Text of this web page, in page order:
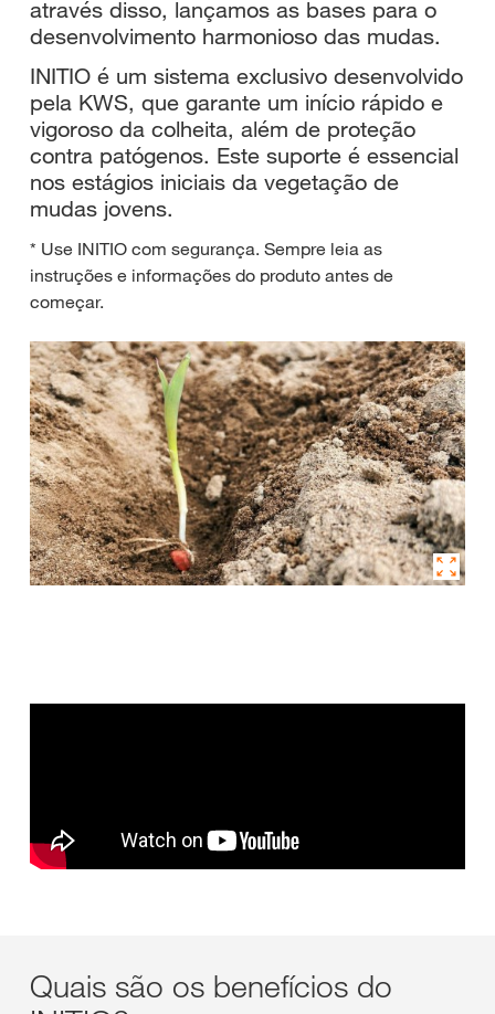
através disso, lançamos as bases para o
desenvolvimento harmonioso das mudas.
INITIO é um sistema exclusivo desenvolvido
pela KWS, que garante um início rápido e
vigoroso da colheita, além de proteção
contra patógenos. Este suporte é essencial
nos estágios iniciais da vegetação de
mudas jovens.
* Use INITIO com segurança. Sempre leia as
instruções e informações do produto antes de
começar.
Quais são os benefícios do